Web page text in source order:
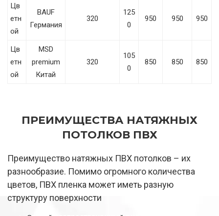
Цв
етн
ой
BAUF
Германия
320
125
0
950 950 950
Цв
етн
ой
MSD
premium
Китай
320
105
0
850 850 850
ПРЕИМУЩЕСТВА НАТЯЖНЫХ
ПОТОЛКОВ ПВХ
Преимущество натяжных ПВХ потолков – их
разнообразие. Помимо огромного количества
цветов, ПВХ пленка может иметь разную
структуру поверхности